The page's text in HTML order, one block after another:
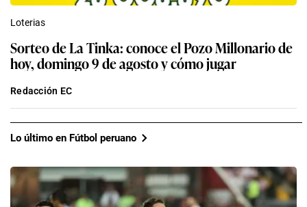
Loterias
Sorteo de La Tinka: conoce el Pozo Millonario de
hoy, domingo 9 de agosto y cómo jugar
Redacción EC
Lo último en Fútbol peruano